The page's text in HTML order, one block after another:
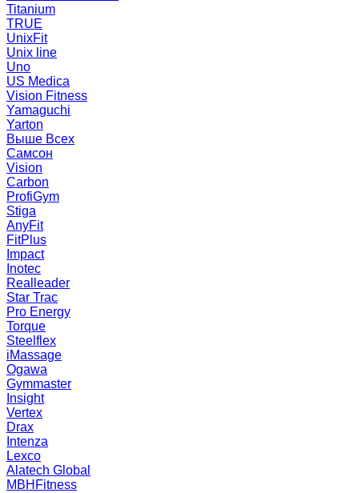
Titanium
TRUE
UnixFit
Unix line
Uno
US Medica
Vision Fitness
Yamaguchi
Yarton
Выше Всех
Самсон
Vision
Carbon
ProfiGym
Stiga
AnyFit
FitPlus
Impact
Inotec
Realleader
Star Trac
Pro Energy
Torque
Steelflex
iMassage
Ogawa
Gymmaster
Insight
Vertex
Drax
Intenza
Lexco
Alatech Global
MBHFitness